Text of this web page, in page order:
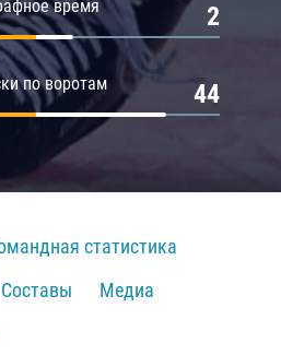
время 2
по воротам 44
статистика
Составы
Медиа